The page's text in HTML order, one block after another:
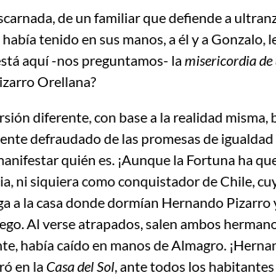
de un familiar que defiende a
tenido en sus manos, a él y a Gonzalo,
aquí -nos preguntamos- lamisericordia
Orellana?
diferente, con base a la realidad misma,
defraudado de las promesas de igualdad
quién es. ¡Aunque la Fortuna ha
ni siquiera como conquistador de Chile,
a la casa donde dormían Hernando
Al verse atrapados, salen ambos
había caído en manos de Almagro.
en laCasa del Sol, ante todos los habitantes